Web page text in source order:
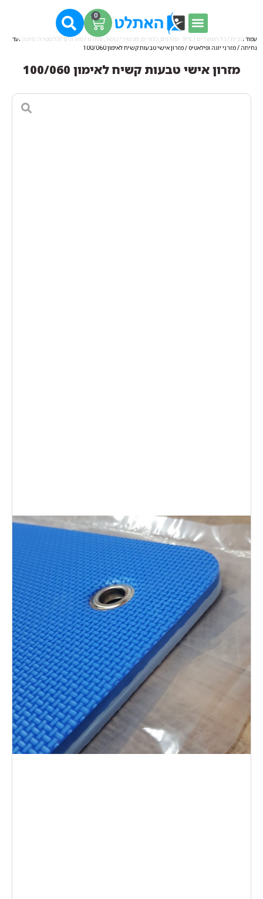
0
עמוד הבית / כל המוצרים / ציוד - מזרנים, כדורים, מכשירי כושר, ספורט / מזרונים לכל מטרה: מיוגה ועד
נחיתה /מזרני יוגה ופילאטיס/ מזרון אישי טבעות קשיח לאימון 100/060
מזרון אישי טבעות קשיח לאימון 100/060